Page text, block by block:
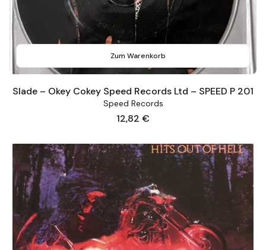
Zum Warenkorb
Slade – Okey Cokey Speed Records Ltd – SPEED P 201
Speed Records
Preis
12,82 €